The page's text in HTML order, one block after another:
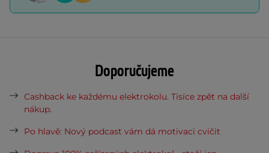
Doporučujeme
Cashback ke každému elektrokolu. Tisíce zpět na další
nákup.
Po hlavě: Nový podcast vám dá motivaci cvičit